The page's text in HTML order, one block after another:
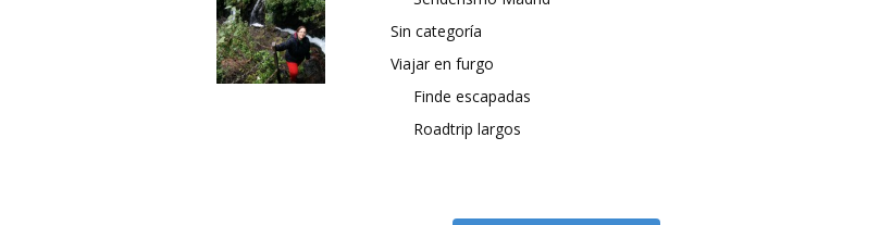
Sin categoría
Viajar en furgo
Finde escapadas
Roadtrip largos